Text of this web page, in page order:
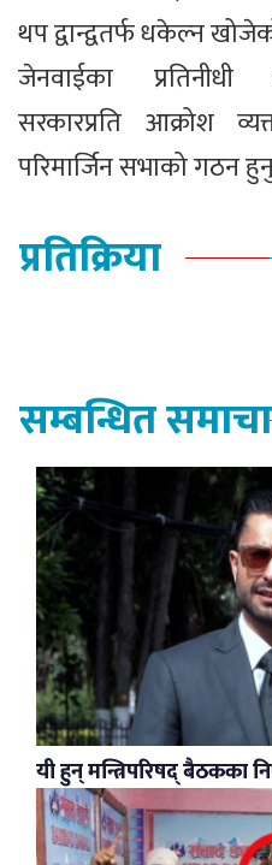
थप द्वान्द्वतर्फ धकेल्न
जेनवाईका प्रतिनीधी
सरकारप्रति आक्रोश
परिमार्जिन सभाको गठन
प्रतिक्रिया
सम्बन्धित
यी हुन् मन्त्रिपरिषद् बैठकका